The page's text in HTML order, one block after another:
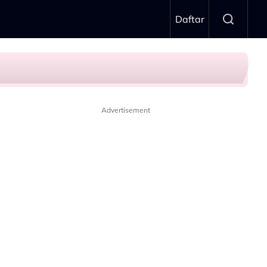
Daftar
Yusoff
Advertisement